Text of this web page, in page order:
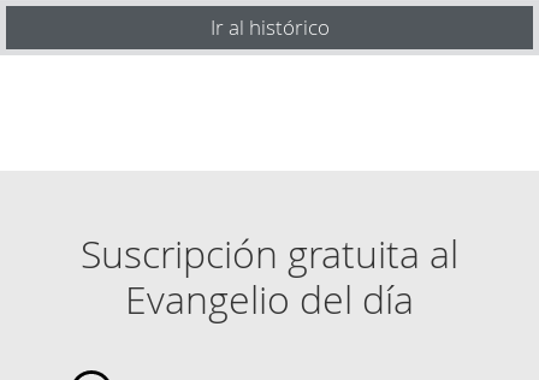
Ir al histórico
Suscripción gratuita al
Evangelio del día